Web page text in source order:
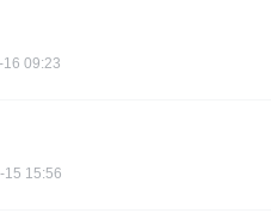
09:23
15 15:56